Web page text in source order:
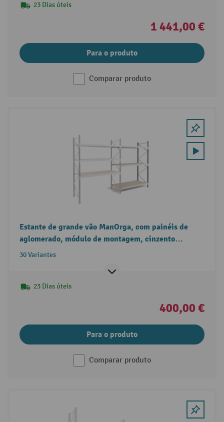
23 Dias úteis
1 441,00 €
Para o produto
Comparar produto
Estante de grande vão ManOrga, com painéis de
aglomerado, módulo de montagem, cinzento
grafite/cinzento-claro
30 Variantes
23 Dias úteis
400,00 €
Para o produto
Comparar produto